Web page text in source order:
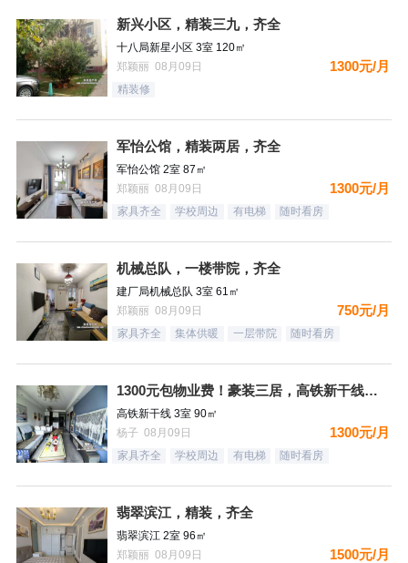
新兴小区，精装三九，齐全
十八局新星小区 3室 120㎡
郑颖丽 08月09日
1300元/月
精装修
军怡公馆，精装两居，齐全
军怡公馆 2室 87㎡
郑颖丽 08月09日
1300元/月
家具齐全 学校周边 有电梯 随时看房
机械总队，一楼带院，齐全
建厂局机械总队 3室 61㎡
郑颖丽 08月09日
750元/月
家具齐全 集体供暖 一层带院 随时看房
1300元包物业费！豪装三居，高铁新干线，南向，采光好，家具
高铁新干线 3室 90㎡
杨子 08月09日
1300元/月
家具齐全 学校周边 有电梯 随时看房
翡翠滨江，精装，齐全
翡翠滨江 2室 96㎡
郑颖丽 08月09日
1500元/月